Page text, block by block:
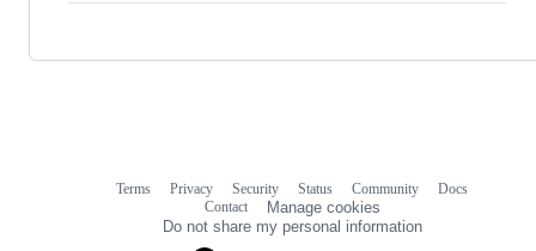
Terms Privacy Security Status Community
Docs
Contact
Manage cookies
Do not share my personal information